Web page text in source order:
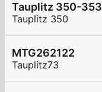
Tauplitz 350-353
Tauplitz 350
MTG262122
Tauplitz73